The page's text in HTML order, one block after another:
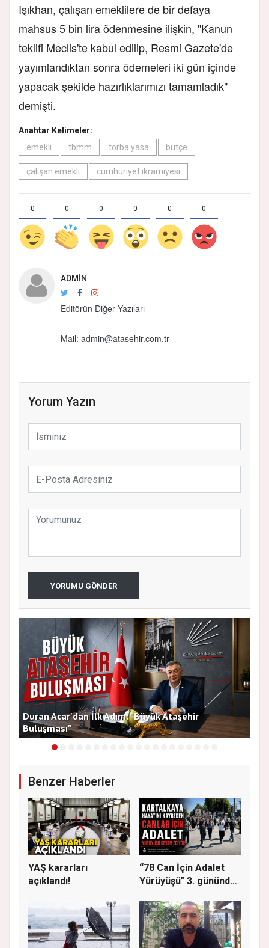
Işıkhan, çalışan emeklilere de bir defaya
mahsus 5 bin lira ödenmesine ilişkin, "Kanun
teklifi Meclis'te kabul edilip, Resmi Gazete'de
yayımlandıktan sonra ödemeleri iki gün içinde
yapacak şekilde hazırlıklarımızı tamamladık"
demişti.
Anahtar Kelimeler:
emekli
tbmm torba yasa bütçe
çalışan emekli cumhuriyet ikramiyesi
0 0 0 0 0 0
ADMIN
Editörün Diğer Yazıları
Mail: admin@atasehir.com.tr
Yorum Yazın
YORUMU GÖNDER
Duran Acar'dan İlk Adım: "Büyük Ataşehir
Buluşması"
Benzer Haberler
YAŞ kararları
açıklandı!
“78 Can İçin Adalet
Yürüyüşü" 3. gününde